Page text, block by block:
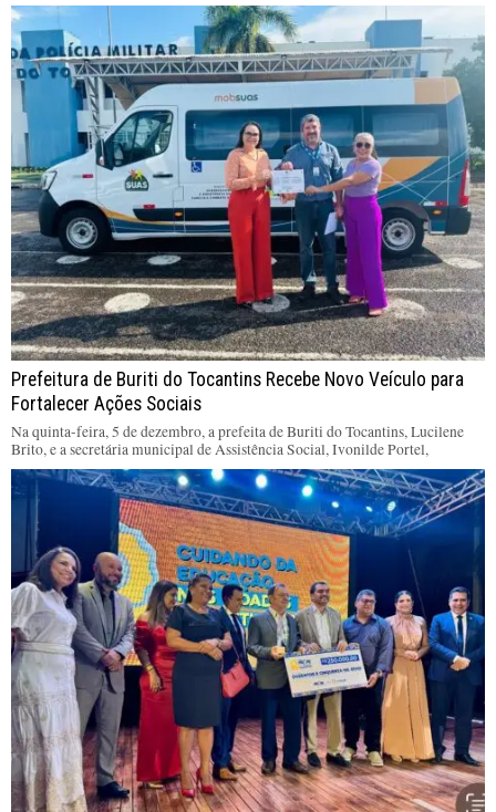
Prefeitura de Buriti do Tocantins Recebe Novo Veículo para
Fortalecer Ações Sociais
Na quinta-feira, 5 de dezembro, a prefeita de Buriti do Tocantins, Lucilene
Brito, e a secretária municipal de Assistência Social, Ivonilde Portel,